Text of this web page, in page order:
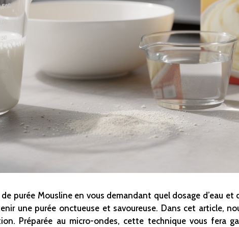
purée Mousline en vous demandant quel dosage d’eau et
une purée onctueuse et savoureuse. Dans cet article,
Préparée au micro-ondes, cette technique vous fera